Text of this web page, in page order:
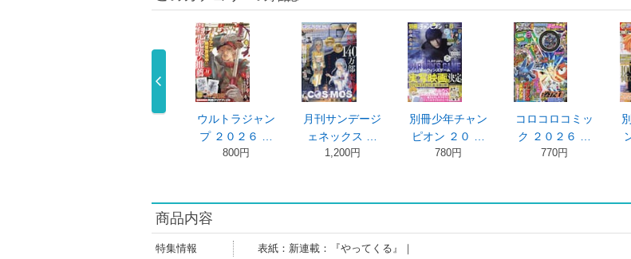
ウルトラジャン
ウルトラジャン
プ ２０２６ …
800円
月刊サンデージ
ェネックス …
1,200円
別冊少年チャン
ピオン ２０ …
780円
コロコロコミッ
ク ２０２６ …
770円
商品内容
特集情報 表紙：新連載：『やってくる』｜